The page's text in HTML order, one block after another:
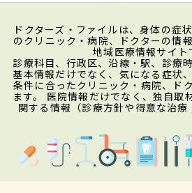
ドクターズ・ファイルは、身体の症
のクリニック・病院、ドクターの情
地域医療情報サイト
診療科目、行政区、沿線・駅、診療
基本情報だけでなく、気になる症状
条件に合ったクリニック・病院、ド
ます。 医院情報だけでなく、独自取
関する情報（診療方針や得意な治療